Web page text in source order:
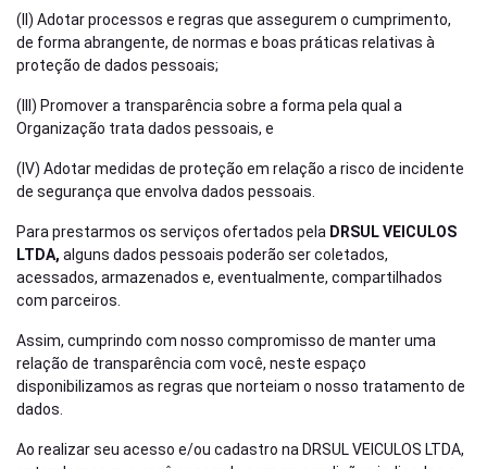
(II) Adotar processos e regras que assegurem o cumprimento,
de forma abrangente, de normas e boas práticas relativas à
proteção de dados pessoais;
(III) Promover a transparência sobre a forma pela qual a
Organização trata dados pessoais, e
(IV) Adotar medidas de proteção em relação a risco de incidente
de segurança que envolva dados pessoais.
Para prestarmos os serviços ofertados pela DRSUL VEICULOS
LTDA, alguns dados pessoais poderão ser coletados,
acessados, armazenados e, eventualmente, compartilhados
com parceiros.
Assim, cumprindo com nosso compromisso de manter uma
relação de transparência com você, neste espaço
disponibilizamos as regras que norteiam o nosso tratamento de
dados.
Ao realizar seu acesso e/ou cadastro na DRSUL VEICULOS LTDA,